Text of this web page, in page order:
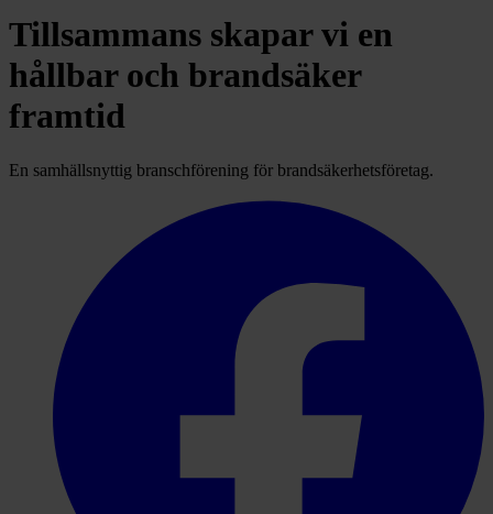
Tillsammans skapar vi en
hållbar och brandsäker
framtid
En samhällsnyttig branschförening för brandsäkerhetsföretag.